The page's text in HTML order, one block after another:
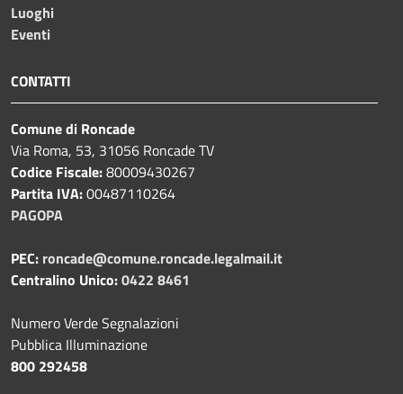
Luoghi
Eventi
CONTATTI
Comune di Roncade
Via Roma, 53, 31056 Roncade TV
Codice Fiscale:80009430267
Partita IVA:00487110264
PAGOPA
PEC: roncade@comune.roncade.legalmail.it
Centralino Unico:0422 8461
Numero Verde Segnalazioni
Pubblica Illuminazione
800 292458